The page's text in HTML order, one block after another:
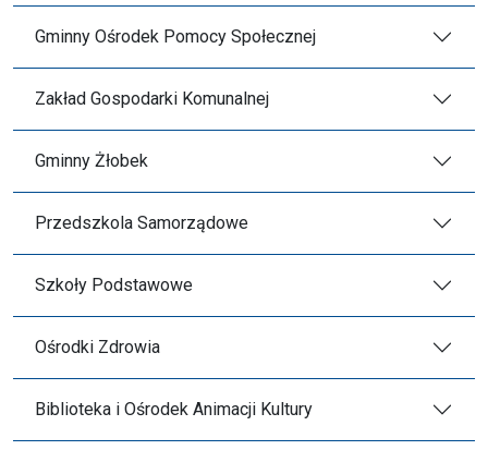
Gminny Ośrodek Pomocy Społecznej
Zakład Gospodarki Komunalnej
Gminny Żłobek
Przedszkola Samorządowe
Szkoły Podstawowe
Ośrodki Zdrowia
Biblioteka i Ośrodek Animacji Kultury